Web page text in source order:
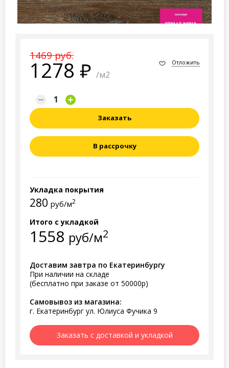
1469 руб.
1278 /м2
Отложить
Заказать
В рассрочку
Укладка покрытия
280 руб/м2
Итого с укладкой
1558 руб/м2
Доставим завтра по Екатеринбургу
При наличии на складе
(бесплатно при заказе от 50000р)
Самовывоз из магазина:
г. Екатеринбург ул. Юлиуса Фучика 9
Заказать с доставкой и укладкой